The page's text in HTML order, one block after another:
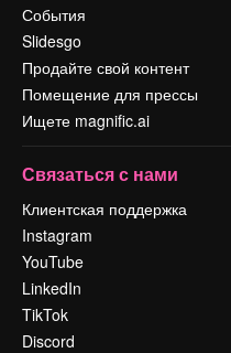
События
Slidesgo
Продайте свой контент
Помещение для прессы
Ищете magnific.ai
Связаться с нами
Клиентская поддержка
Instagram
YouTube
LinkedIn
TikTok
Discord